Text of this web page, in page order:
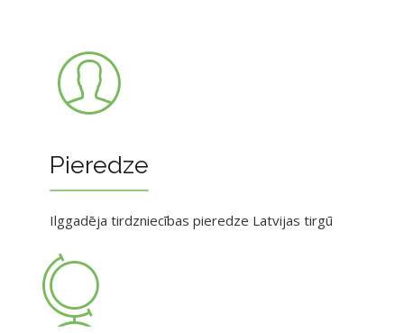
Pieredze
Ilggadēja tirdzniecības pieredze Latvijas tirgū